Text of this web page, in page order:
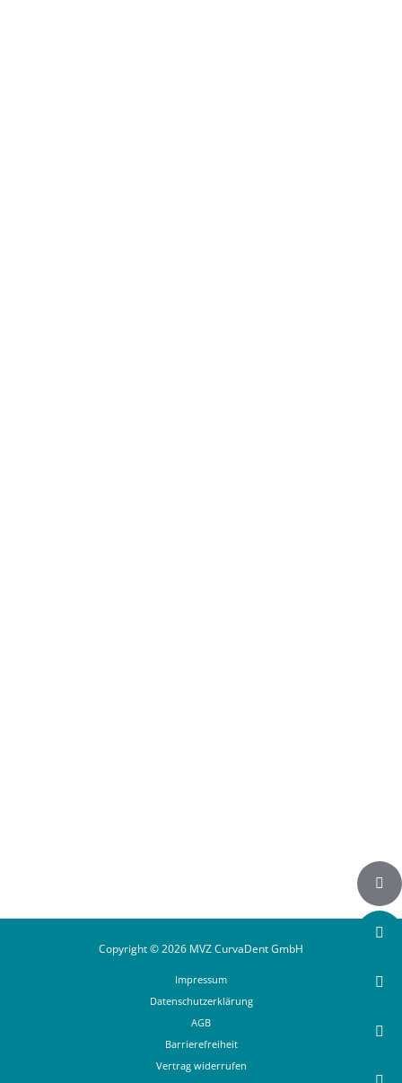
Copyright © 2026 MVZ CurvaDent GmbH
Impressum
Datenschutzerklärung
AGB
Barrierefreiheit
Vertrag widerrufen